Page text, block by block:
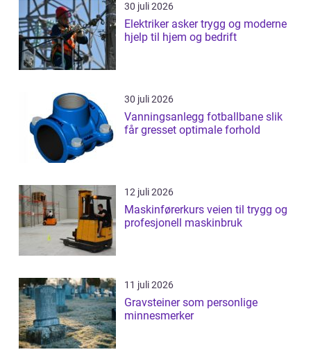
30 juli 2026
Elektriker asker trygg og moderne
hjelp til hjem og bedrift
30 juli 2026
Vanningsanlegg fotballbane slik
får gresset optimale forhold
12 juli 2026
Maskinførerkurs veien til trygg og
profesjonell maskinbruk
11 juli 2026
Gravsteiner som personlige
minnesmerker